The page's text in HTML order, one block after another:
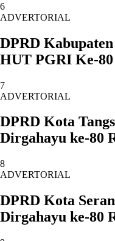
6
ADVERTORIAL
DPRD
HUT PGRI Ke-80
7
ADVERTORIAL
DPRD Kota
Dirgahayu ke-80
8
ADVERTORIAL
DPRD Kota
Dirgahayu ke-80